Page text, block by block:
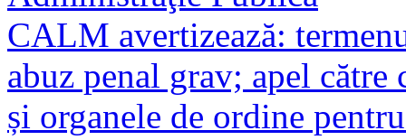
CALM avertizează:
abuz penal grav; apel
și organele de ordine